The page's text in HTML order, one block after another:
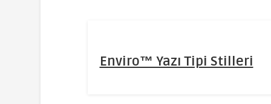
Enviro™ Yazı Tipi Stilleri